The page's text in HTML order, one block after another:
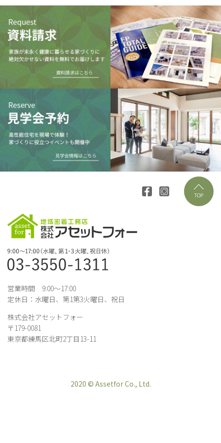
営業時間 9:00～17:00
定休日：水曜日、第1第3火曜日、祝日
株式会社アセットフォー
〒179-0081
東京都練馬区北町2丁目13-11
2020 © Assetfor Co., Ltd.